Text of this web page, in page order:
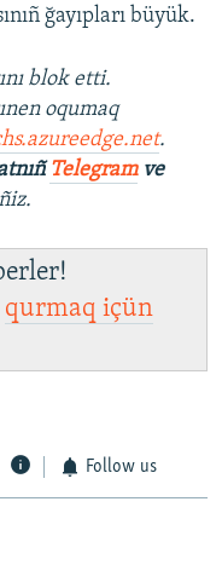
ğayıpları büyük.
blok etti.
oqumaq
.
Telegramve
qurmaq içün
Follow us